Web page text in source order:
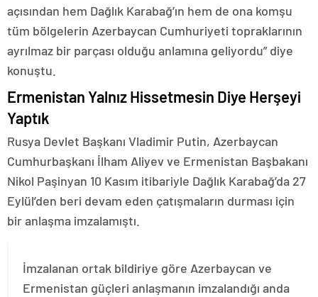
açısından hem Dağlık Karabağ’ın hem de ona komşu
tüm bölgelerin Azerbaycan Cumhuriyeti topraklarının
ayrılmaz bir parçası olduğu anlamına geliyordu” diye
konuştu.
Ermenistan Yalnız Hissetmesin Diye Herşeyi
Yaptık
Rusya Devlet Başkanı Vladimir Putin, Azerbaycan
Cumhurbaşkanı İlham Aliyev ve Ermenistan Başbakanı
Nikol Paşinyan 10 Kasım itibariyle Dağlık Karabağ’da 27
Eylül’den beri devam eden çatışmaların durması için
bir anlaşma imzalamıştı.
İmzalanan ortak bildiriye göre Azerbaycan ve
Ermenistan güçleri anlaşmanın imzalandığı anda